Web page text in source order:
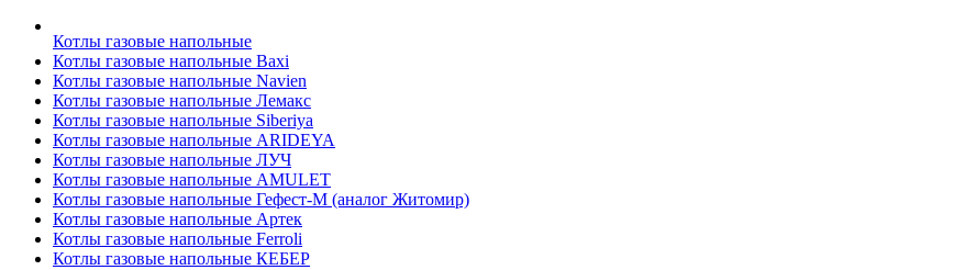
Котлы газовые напольные
Котлы газовые напольные Baxi
Котлы газовые напольные Navien
Котлы газовые напольные Лемакс
Котлы газовые напольные Siberiya
Котлы газовые напольные ARIDEYA
Котлы газовые напольные ЛУЧ
Котлы газовые напольные AMULET
Котлы газовые напольные Гефест-М (аналог Житомир)
Котлы газовые напольные Артек
Котлы газовые напольные Ferroli
Котлы газовые напольные КЕБЕР